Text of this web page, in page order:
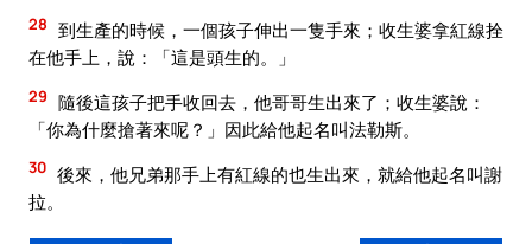
28 到生產的時候，一個孩子伸出一隻手來；收生婆拿紅線拴
在他手上，說：「這是頭生的。」
29 隨後這孩子把手收回去，他哥哥生出來了；收生婆說：
「你為什麼搶著來呢？」因此給他起名叫法勒斯。
30 後來，他兄弟那手上有紅線的也生出來，就給他起名叫謝
拉。